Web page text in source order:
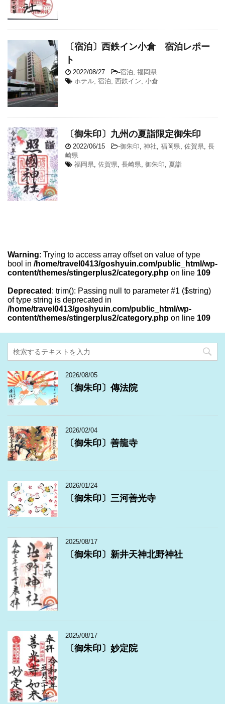
〔宿泊〕西鉄イン小倉 宿泊レポー
ト
2022/08/27 -宿泊, 福岡県
ホテル, 宿泊, 西鉄イン, 小倉
〔御朱印〕九州の夏詣限定御朱印
2022/06/15 -御朱印, 神社, 福岡県, 佐賀県, 長
崎県
福岡県, 佐賀県, 長崎県, 御朱印, 夏詣
Warning: Trying to access array offset on value of type
bool in /home/travel0413/goshyuin.com/public_html/wp-
content/themes/stingerplus2/category.php on line 109
Deprecated : trim(): Passing null to parameter #1 ($string)
of type string is deprecated in
/home/travel0413/goshyuin.com/public_html/wp-
content/themes/stingerplus2/category.php on line 109
2026/08/05
〔御朱印〕傳法院
2026/02/04
〔御朱印〕善龍寺
2026/01/24
〔御朱印〕三河善光寺
2025/08/17
〔御朱印〕新井天神北野神社
2025/08/17
〔御朱印〕妙定院